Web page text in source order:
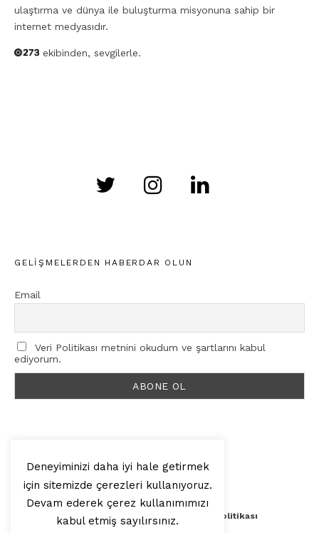
ulaştırma ve dünya ile buluşturma misyonuna sahip bir
internet medyasıdır.
ekibinden, sevgilerle.
GELIŞMELERDEN HABERDAR OLUN
Email
Veri Politikası metnini okudum ve şartlarını kabul
ediyorum.
© 2025, Artilop
Künye Yazar Başvurusu Veri Politikası
Deneyiminizi daha iyi hale getirmek
için sitemizde çerezleri kullanıyoruz.
Devam ederek çerez kullanımımızı
kabul etmiş sayılırsınız.